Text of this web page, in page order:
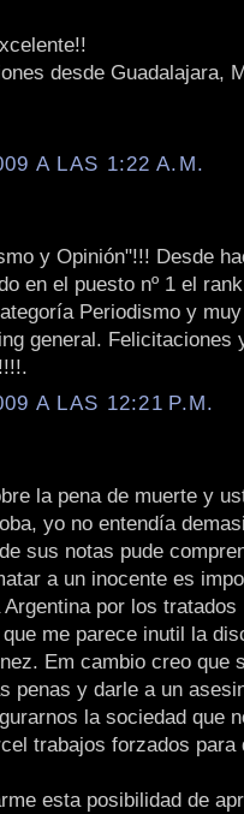
desde Guadalajara,
A LAS 1:22 A.M.
y Opinión"!!! Desde
en el puesto nº 1 el
Periodismo y
general. Felicitaciones
A LAS 12:21 P.M.
la pena de muerte y
yo no entendía
sus notas pude
a un inocente es
por los
me parece inutil la
Em cambio creo que
penas y darle a un
la sociedad que
trabajos forzados para
esta posibilidad de